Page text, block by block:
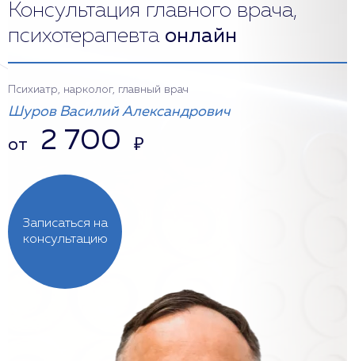
Консультация главного врача,
психотерапевта онлайн
Записаться на
консультацию
Психиатр, нарколог, главный врач
Шуров Василий Александрович
от 2 700 ₽